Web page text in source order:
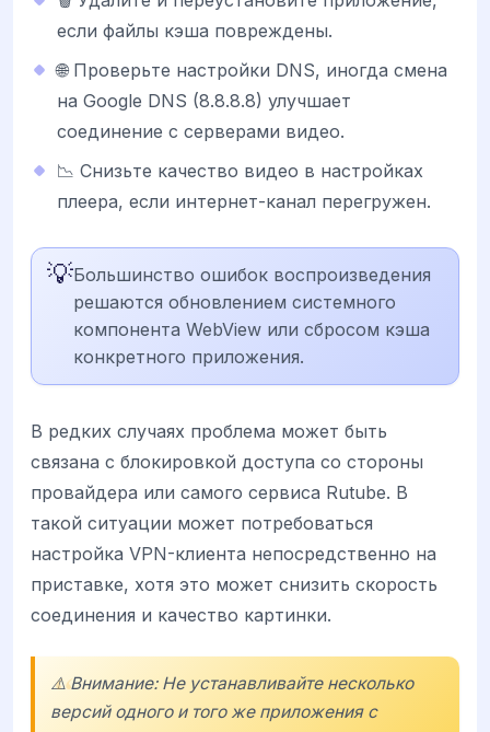
если файлы кэша повреждены.
🌐 Проверьте настройки DNS, иногда смена
на Google DNS (8.8.8.8) улучшает
соединение с серверами видео.
📉 Снизьте качество видео в настройках
плеера, если интернет-канал перегружен.
💡Большинство ошибок воспроизведения
решаются обновлением системного
компонента WebView или сбросом кэша
конкретного приложения.
В редких случаях проблема может быть
связана с блокировкой доступа со стороны
провайдера или самого сервиса Rutube. В
такой ситуации может потребоваться
настройка VPN-клиента непосредственно на
приставке, хотя это может снизить скорость
соединения и качество картинки.
⚠️ Внимание: Не устанавливайте несколько
версий одного и того же приложения с